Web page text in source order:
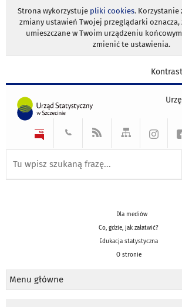
Strona wykorzystuje pliki cookies. Korzystanie
zmiany ustawień Twojej przeglądarki oznacza,
umieszczane w Twoim urządzeniu
zmienić te ustawienia.
Dla mediów
Co, gdzie, jak załatwić?
Edukacja statystyczna
O stronie
Menu główne